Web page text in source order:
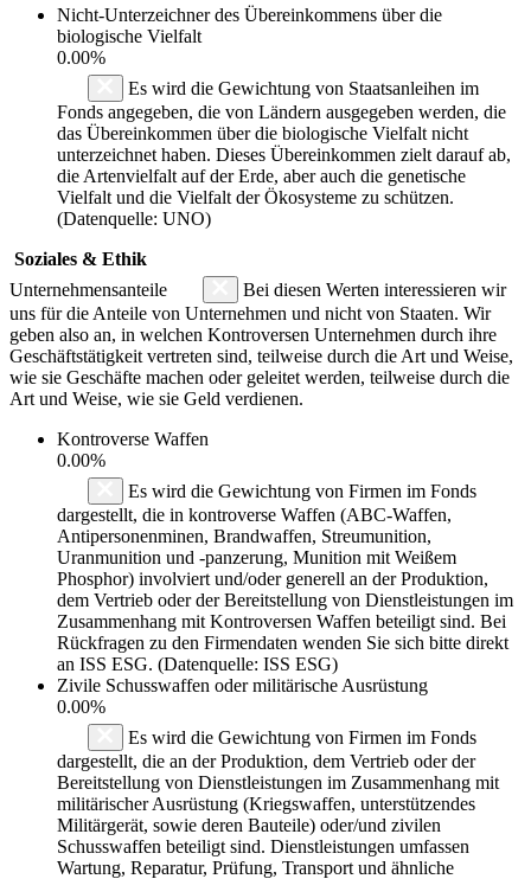
Nicht-Unterzeichner des Übereinkommens über die
biologische Vielfalt
0.00%
Es wird die Gewichtung von Staatsanleihen im
Fonds angegeben, die von Ländern ausgegeben werden, die
das Übereinkommen über die biologische Vielfalt nicht
unterzeichnet haben. Dieses Übereinkommen zielt darauf ab,
die Artenvielfalt auf der Erde, aber auch die genetische
Vielfalt und die Vielfalt der Ökosysteme zu schützen.
(Datenquelle: UNO)
Soziales & Ethik
Unternehmensanteile
Bei diesen Werten interessieren wir
uns für die Anteile von Unternehmen und nicht von Staaten. Wir
geben also an, in welchen Kontroversen Unternehmen durch ihre
Geschäftstätigkeit vertreten sind, teilweise durch die Art und Weise,
wie sie Geschäfte machen oder geleitet werden, teilweise durch die
Art und Weise, wie sie Geld verdienen.
Kontroverse Waffen
0.00%
Es wird die Gewichtung von Firmen im Fonds
dargestellt, die in kontroverse Waffen (ABC-Waffen,
Antipersonenminen, Brandwaffen, Streumunition,
Uranmunition und -panzerung, Munition mit Weißem
Phosphor) involviert und/oder generell an der Produktion,
dem Vertrieb oder der Bereitstellung von Dienstleistungen im
Zusammenhang mit Kontroversen Waffen beteiligt sind. Bei
Rückfragen zu den Firmendaten wenden Sie sich bitte direkt
an ISS ESG. (Datenquelle: ISS ESG)
Zivile Schusswaffen oder militärische Ausrüstung
0.00%
Es wird die Gewichtung von Firmen im Fonds
dargestellt, die an der Produktion, dem Vertrieb oder der
Bereitstellung von Dienstleistungen im Zusammenhang mit
militärischer Ausrüstung (Kriegswaffen, unterstützendes
Militärgerät, sowie deren Bauteile) oder/und zivilen
Schusswaffen beteiligt sind. Dienstleistungen umfassen
Wartung, Reparatur, Prüfung, Transport und ähnliche